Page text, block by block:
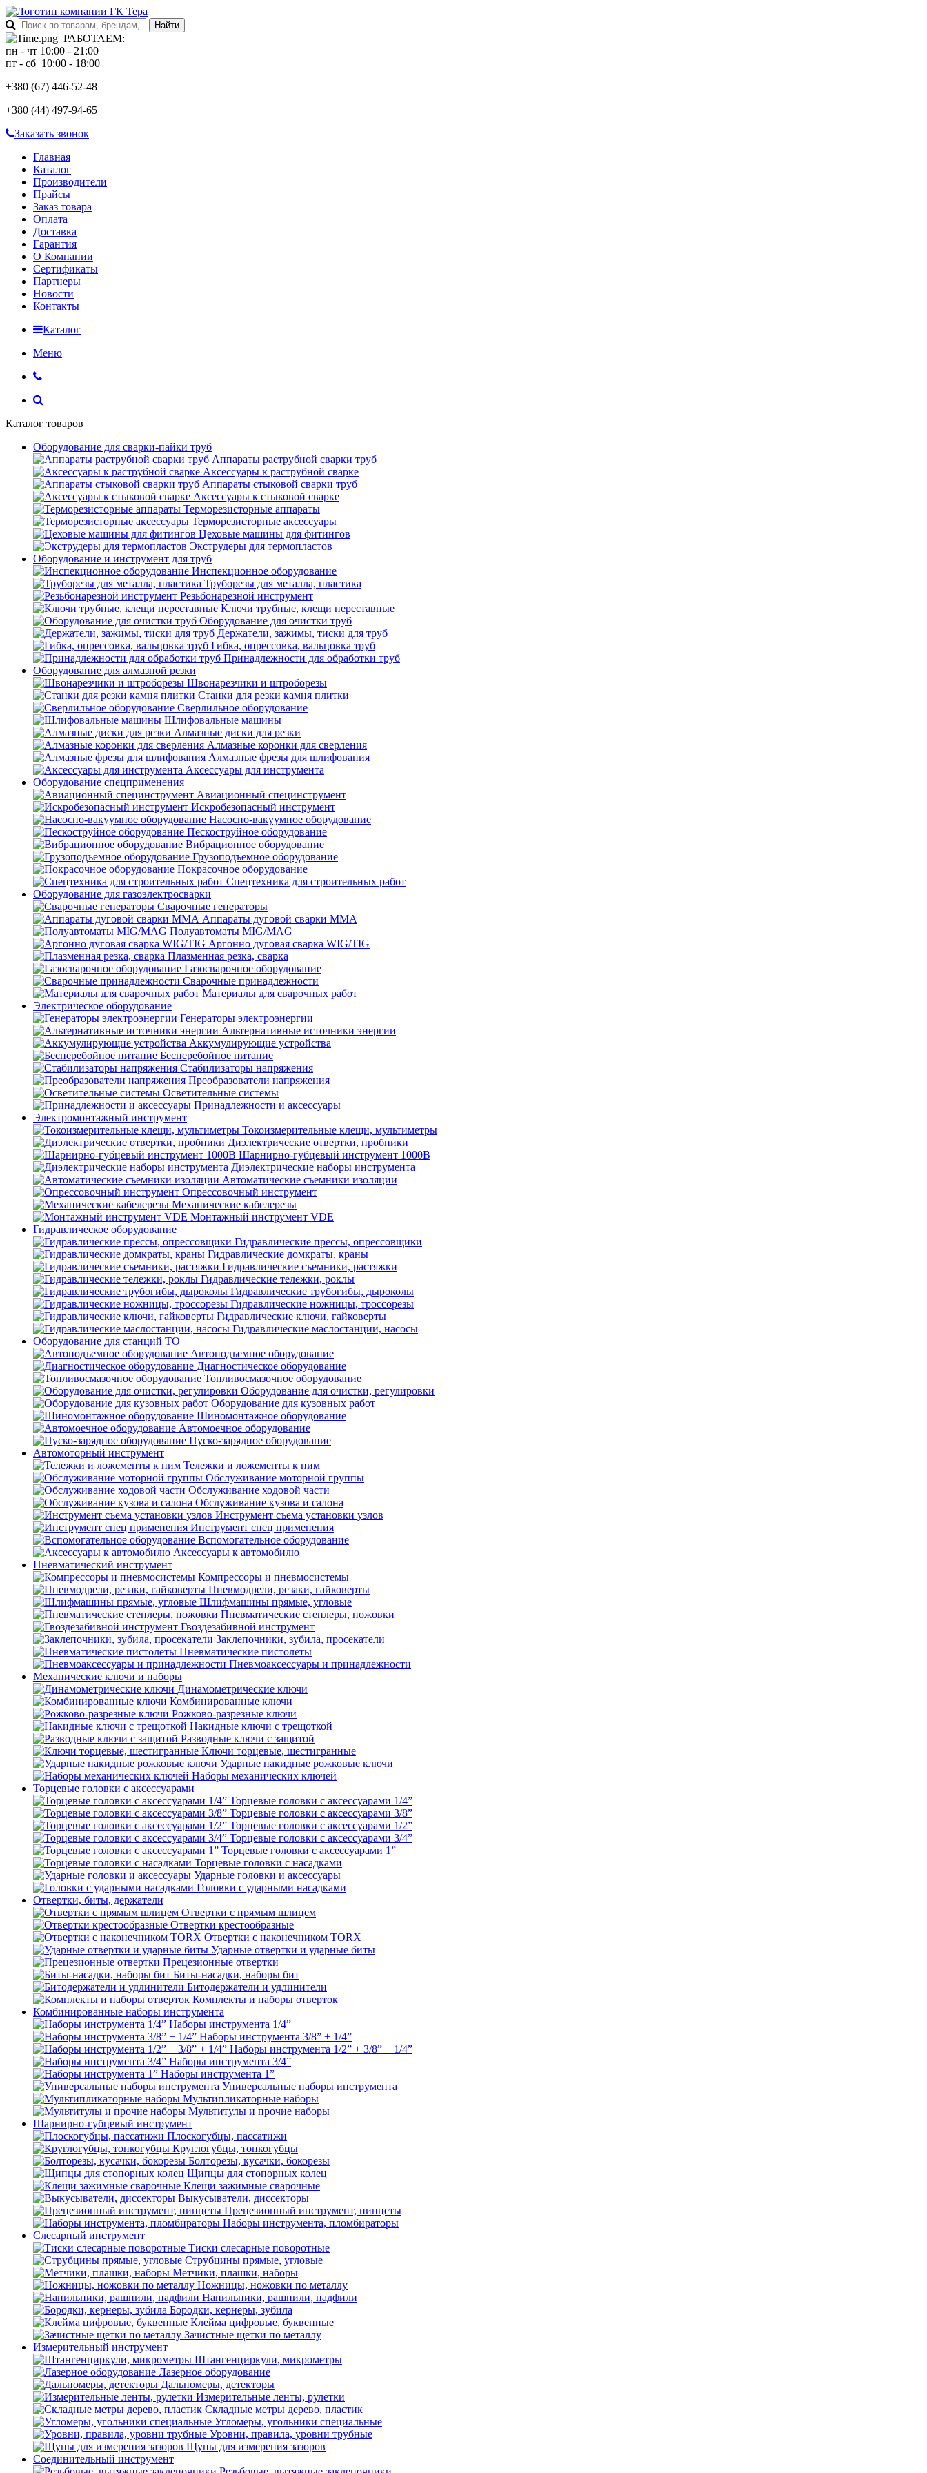
РАБОТАЕМ:
пн - чт 10:00 - 21:00
пт - сб 10:00 - 18:00
+380 (67) 446-52-48
+380 (44) 497-94-65
Заказать звонок
Главная
Каталог
Производители
Прайсы
Заказ товара
Оплата
Доставка
Гарантия
О Компании
Сертификаты
Партнеры
Новости
Контакты
Каталог
Меню
Каталог товаров
Оборудование для сварки-пайки труб
Аппараты раструбной сварки труб
Аксессуары к раструбной сварке
Аппараты стыковой сварки труб
Аксессуары к стыковой сварке
Терморезисторные аппараты
Терморезисторные аксессуары
Цеховые машины для фитингов
Экструдеры для термопластов
Оборудование и инструмент для труб
Инспекционное оборудование
Труборезы для металла, пластика
Резьбонарезной инструмент
Ключи трубные, клещи переставные
Оборудование для очистки труб
Держатели, зажимы, тиски для труб
Гибка, опрессовка, вальцовка труб
Принадлежности для обработки труб
Оборудование для алмазной резки
Швонарезчики и штроборезы
Станки для резки камня плитки
Сверлильное оборудование
Шлифовальные машины
Алмазные диски для резки
Алмазные коронки для сверления
Алмазные фрезы для шлифования
Аксессуары для инструмента
Оборудование спецприменения
Авиационный специнструмент
Искробезопасный инструмент
Насосно-вакуумное оборудование
Пескоструйное оборудование
Вибрационное оборудование
Грузоподъемное оборудование
Покрасочное оборудование
Спецтехника для строительных работ
Оборудование для газоэлектросварки
Сварочные генераторы
Аппараты дуговой сварки MMA
Полуавтоматы MIG/MAG
Аргонно дуговая сварка WIG/TIG
Плазменная резка, сварка
Газосварочное оборудование
Сварочные принадлежности
Материалы для сварочных работ
Электрическое оборудование
Генераторы электроэнергии
Альтернативные источники энергии
Аккумулирующие устройства
Бесперебойное питание
Стабилизаторы напряжения
Преобразователи напряжения
Осветительные системы
Принадлежности и аксессуары
Электромонтажный инструмент
Токоизмерительные клещи, мультиметры
Диэлектрические отвертки, пробники
Шарнирно-губцевый инструмент 1000В
Диэлектрические наборы инструмента
Автоматические съемники изоляции
Опрессовочный инструмент
Механические кабелерезы
Монтажный инструмент VDE
Гидравлическое оборудование
Гидравлические прессы, опрессовщики
Гидравлические домкраты, краны
Гидравлические съемники, растяжки
Гидравлические тележки, роклы
Гидравлические трубогибы, дыроколы
Гидравлические ножницы, троссорезы
Гидравлические ключи, гайковерты
Гидравлические маслостанции, насосы
Оборудование для станций ТО
Автоподъемное оборудование
Диагностическое оборудование
Топливосмазочное оборудование
Оборудование для очистки, регулировки
Оборудование для кузовных работ
Шиномонтажное оборудование
Автомоечное оборудование
Пуско-зарядное оборудование
Автомоторный инструмент
Тележки и ложементы к ним
Обслуживание моторной группы
Обслуживание ходовой части
Обслуживание кузова и салона
Инструмент съема установки узлов
Инструмент спец применения
Вспомогательное оборудование
Аксессуары к автомобилю
Пневматический инструмент
Компрессоры и пневмосистемы
Пневмодрели, резаки, гайковерты
Шлифмашины прямые, угловые
Пневматические степлеры, ножовки
Гвоздезабивной инструмент
Заклепочники, зубила, просекатели
Пневматические пистолеты
Пневмоаксессуары и принадлежности
Механические ключи и наборы
Динамометрические ключи
Комбинированные ключи
Рожково-разрезные ключи
Накидные ключи с трещоткой
Разводные ключи с защитой
Ключи торцевые, шестигранные
Ударные накидные рожковые ключи
Наборы механических ключей
Торцевые головки с аксессуарами
Торцевые головки с аксессуарами 1/4”
Торцевые головки с аксессуарами 3/8”
Торцевые головки с аксессуарами 1/2”
Торцевые головки с аксессуарами 3/4”
Торцевые головки с аксессуарами 1”
Торцевые головки с насадками
Ударные головки и аксессуары
Головки с ударными насадками
Отвертки, биты, держатели
Отвертки с прямым шлицем
Отвертки крестообразные
Отвертки с наконечником TORX
Ударные отвертки и ударные биты
Прецезионные отвертки
Биты-насадки, наборы бит
Битодержатели и удлинители
Комплекты и наборы отверток
Комбинированные наборы инструмента
Наборы инструмента 1/4”
Наборы инструмента 3/8” + 1/4”
Наборы инструмента 1/2” + 3/8” + 1/4”
Наборы инструмента 3/4”
Наборы инструмента 1”
Универсальные наборы инструмента
Мультипликаторные наборы
Мультитулы и прочие наборы
Шарнирно-губцевый инструмент
Плоскогубцы, пассатижи
Круглогубцы, тонкогубцы
Болторезы, кусачки, бокорезы
Щипцы для стопорных колец
Клещи зажимные сварочные
Выкусыватели, диссекторы
Прецезионный инструмент, пинцеты
Наборы инструмента, пломбираторы
Слесарный инструмент
Тиски слесарные поворотные
Струбцины прямые, угловые
Метчики, плашки, наборы
Ножницы, ножовки по металлу
Напильники, рашпили, надфили
Бородки, кернеры, зубила
Клейма цифровые, буквенные
Зачистные щетки по металлу
Измерительный инструмент
Штангенциркули, микрометры
Лазерное оборудование
Дальномеры, детекторы
Измерительные ленты, рулетки
Складные метры дерево, пластик
Угломеры, угольники специальные
Уровни, правила, уровни трубные
Щупы для измерения зазоров
Соединительный инструмент